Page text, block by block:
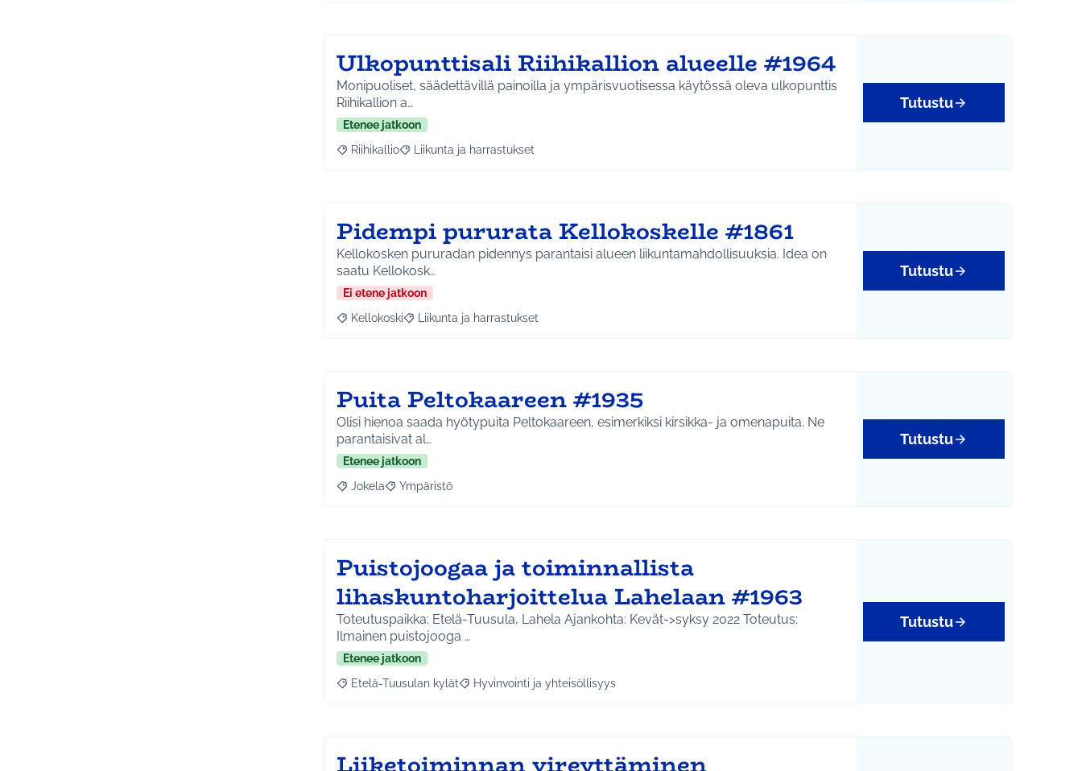
Ulkopunttisali Riihikallion alueelle #1964
Monipuoliset, säädettävillä painoilla ja ympärisvuotisessa käytössä oleva ulkopunttis
Riihikallion a…
Etenee jatkoon
Rajaa tulokset aihepiirin mukaan: Riihikallio
Riihikallio Rajaa tulokset teeman mukaan: Liikunta ja harrastukset
Liikunta ja harrastukset
Tutustu
Pidempi pururata Kellokoskelle #1861
Kellokosken pururadan pidennys parantaisi alueen liikuntamahdollisuuksia. Idea on
saatu Kellokosk…
Ei etene jatkoon
Rajaa tulokset aihepiirin mukaan: Kellokoski
Kellokoski Rajaa tulokset teeman mukaan: Liikunta ja harrastukset
Liikunta ja harrastukset
Tutustu
Puita Peltokaareen #1935
Olisi hienoa saada hyötypuita Peltokaareen, esimerkiksi kirsikka- ja omenapuita. Ne
parantaisivat al…
Etenee jatkoon
Rajaa tulokset aihepiirin mukaan: Jokela
Jokela Rajaa tulokset teeman mukaan: Ympäristö
Ympäristö
Tutustu
Puistojoogaa ja toiminnallista
lihaskuntoharjoittelua Lahelaan #1963
Toteutuspaikka: Etelä-Tuusula, Lahela Ajankohta: Kevät->syksy 2022 Toteutus:
Ilmainen puistojooga …
Etenee jatkoon
Rajaa tulokset aihepiirin mukaan: Etelä-Tuusulan kylät
Etelä-Tuusulan kylät Rajaa tulokset teeman mukaan: Hyvinvointi ja yhteisöllisyys
Hyvinvointi ja yhteisöllisyys
Tutustu